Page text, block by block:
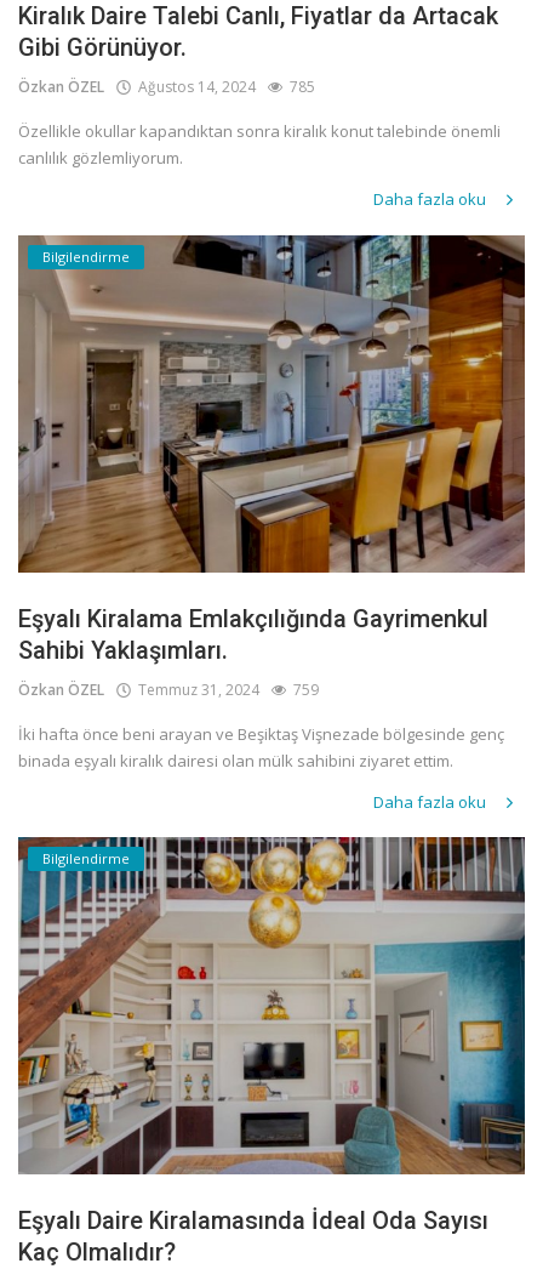
Kiralık Daire Talebi Canlı, Fiyatlar da Artacak
Gibi Görünüyor.
Özkan ÖZEL Ağustos 14, 2024 785
Özellikle okullar kapandıktan sonra kiralık konut talebinde önemli
canlılık gözlemliyorum.
Daha fazla oku
Bilgilendirme
Eşyalı Kiralama Emlakçılığında Gayrimenkul
Sahibi Yaklaşımları.
Özkan ÖZEL Temmuz 31, 2024 759
İki hafta önce beni arayan ve Beşiktaş Vişnezade bölgesinde genç
binada eşyalı kiralık dairesi olan mülk sahibini ziyaret ettim.
Daha fazla oku
Bilgilendirme
Eşyalı Daire Kiralamasında İdeal Oda Sayısı
Kaç Olmalıdır?